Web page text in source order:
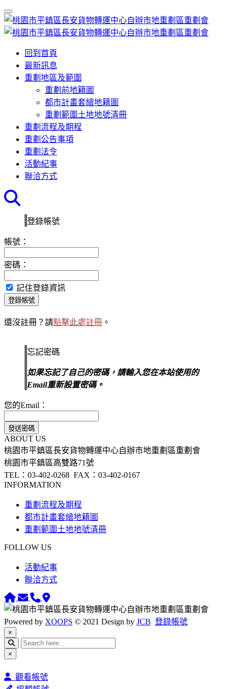
回到首頁
最新訊息
重劃地區及範圍
重劃前地籍圖
都市計畫套繪地籍圖
重劃範圍土地地號清冊
重劃流程及期程
重劃公告事項
重劃法令
活動紀事
聯洽方式
登錄帳號
帳號：
密碼：
記住登錄資訊
登錄帳號
還沒註冊？請點擊此處註冊 。
忘記密碼
如果忘記了自己的密碼，請輸入您在本站使用的
Email重新設置密碼。
您的Email：
發送密碼
ABOUT US
桃園市平鎮區長安貨物轉運中心自辦市地重劃區重劃會
桃園市平鎮區高雙路71號
TEL：03-402-0268 FAX：03-402-0167
INFORMATION
重劃流程及期程
都市計畫套繪地籍圖
重劃範圍土地地號清冊
FOLLOW US
活動紀事
聯洽方式
Powered by XOOPS © 2021 Design by JCB 登錄帳號
×
×
觀看帳號